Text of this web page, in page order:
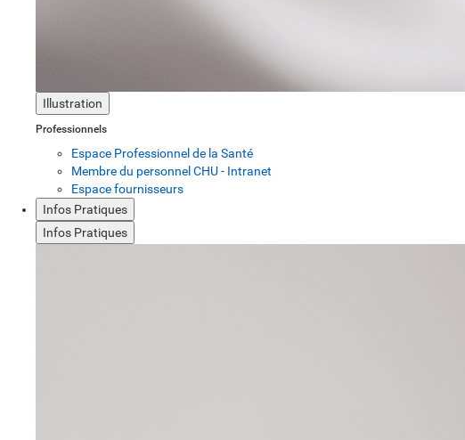
Illustration
Professionnels
Espace Professionnel de la Santé
Membre du personnel CHU - Intranet
Espace fournisseurs
Infos Pratiques
Infos Pratiques